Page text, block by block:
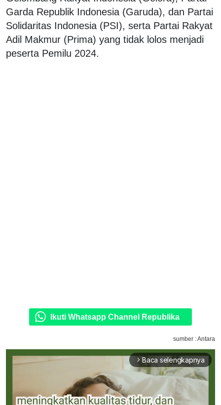
Garda Republik Indonesia (Garuda), dan Partai
Solidaritas Indonesia (PSI), serta Partai Rakyat
Adil Makmur (Prima) yang tidak lolos menjadi
peserta Pemilu 2024.
Ikuti Whatsapp Channel Republika
sumber : Antara
arrow_forward_ios Baca selengkapnya